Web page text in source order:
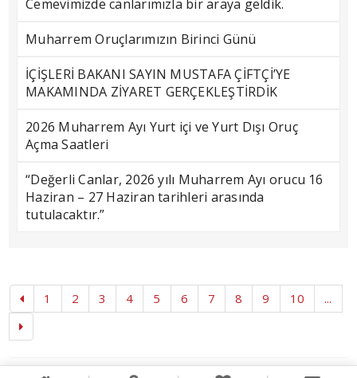
Cemevimizde canlarımızla bir araya geldik.
Muharrem Oruçlarımızın Birinci Günü
İÇİŞLERİ BAKANI SAYIN MUSTAFA ÇİFTÇİ’YE
MAKAMINDA ZİYARET GERÇEKLEŞTİRDİK
2026 Muharrem Ayı Yurt içi ve Yurt Dışı Oruç
Açma Saatleri
“Değerli Canlar, 2026 yılı Muharrem Ayı orucu 16
Haziran – 27 Haziran tarihleri arasında
tutulacaktır.”
1 2 3 4 5 6 7 8 9 10 ...